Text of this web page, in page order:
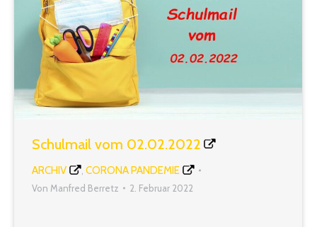
Schulmail vom 02.02.2022
ARCHIV CORONA PANDEMIE
Von Manfred Berretz 2. Februar 2022